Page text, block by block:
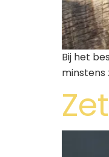
Bij het
minstens